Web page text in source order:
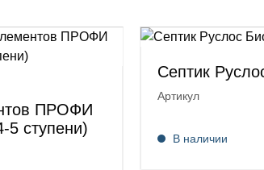
ПРОФИ
ступени)
Септик
Артикул
В наличии